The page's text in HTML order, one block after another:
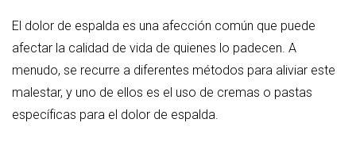
El dolor de espalda es una afección común que puede
afectar la calidad de vida de quienes lo padecen. A
menudo, se recurre a diferentes métodos para aliviar este
malestar, y uno de ellos es el uso de cremas o pastas
específicas para el dolor de espalda.